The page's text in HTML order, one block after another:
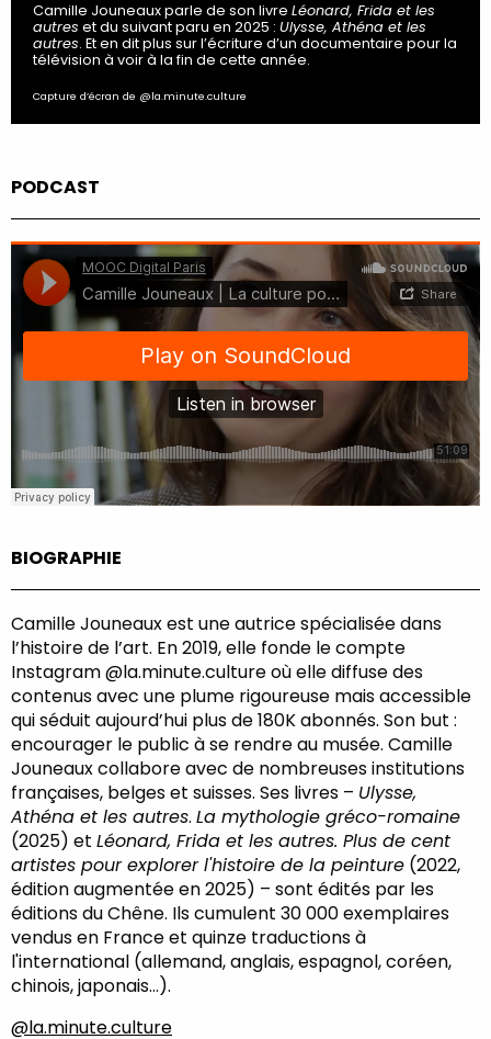
Camille Jouneaux parle de son livre Léonard, Frida et les
autres et du suivant paru en 2025 : Ulysse, Athéna et les
autres. Et en dit plus sur l’écriture d’un documentaire pour la
télévision à voir à la fin de cette année.
Capture d’écran de @la.minute.culture
PODCAST
BIOGRAPHIE
Camille Jouneaux est une autrice spécialisée dans
l’histoire de l’art. En 2019, elle fonde le compte
Instagram @la.minute.culture où elle diffuse des
contenus avec une plume rigoureuse mais accessible
qui séduit aujourd’hui plus de 180K abonnés. Son but :
encourager le public à se rendre au musée. Camille
Jouneaux collabore avec de nombreuses institutions
françaises, belges et suisses. Ses livres – Ulysse,
Athéna et les autres. La mythologie gréco-romaine
(2025) et Léonard, Frida et les autres. Plus de cent
artistes pour explorer l'histoire de la peinture (2022,
édition augmentée en 2025) – sont édités par les
éditions du Chêne. Ils cumulent 30 000 exemplaires
vendus en France et quinze traductions à
l'international (allemand, anglais, espagnol, coréen,
chinois, japonais...).
@la.minute.culture